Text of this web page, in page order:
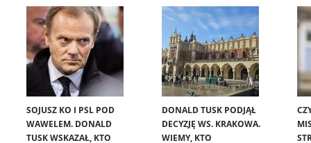
SOJUSZ KO I PSL POD
WAWELEM. DONALD
TUSK WSKAZAŁ, KTO
DONALD TUSK PODJĄŁ
DECYZJĘ WS. KRAKOWA.
WIEMY, KTO